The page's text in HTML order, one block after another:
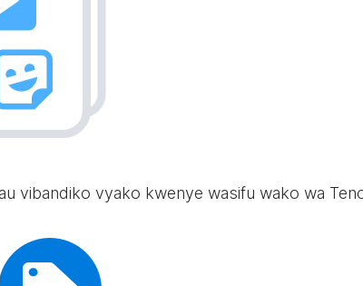
vibandiko vyako kwenye wasifu wako wa